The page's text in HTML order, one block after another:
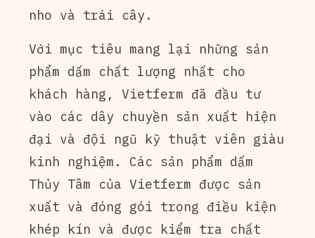
nho và trái cây.
Với mục tiêu mang lại những sản
phẩm dấm chất lượng nhất cho
khách hàng, Vietferm đã đầu tư
vào các dây chuyền sản xuất hiện
đại và đội ngũ kỹ thuật viên giàu
kinh nghiệm. Các sản phẩm dấm
Thủy Tâm của Vietferm được sản
xuất và đóng gói trong điều kiện
khép kín và được kiểm tra chất